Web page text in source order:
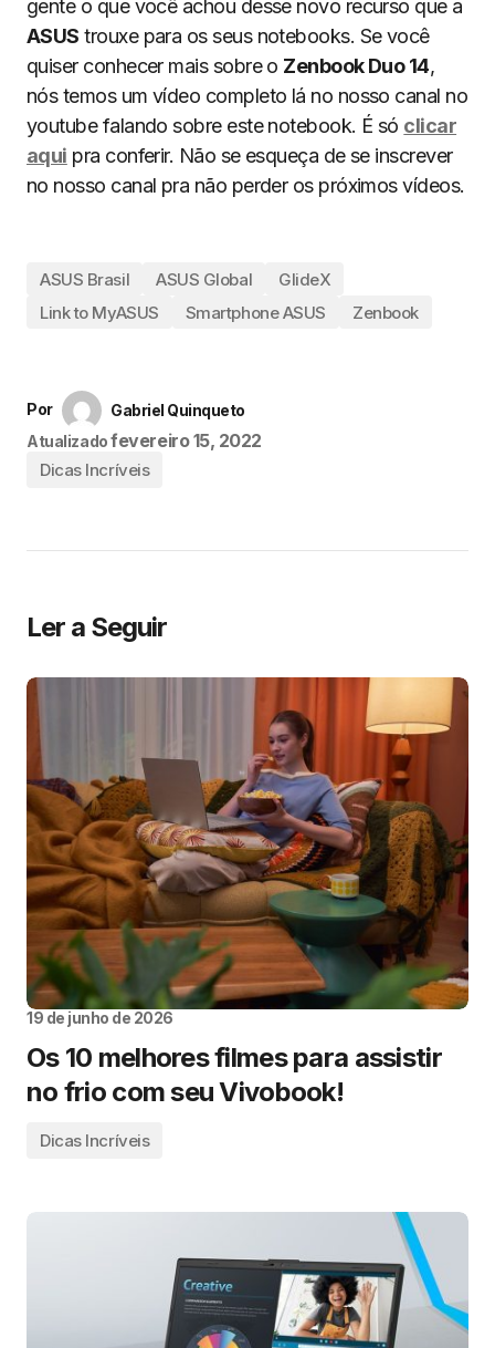
gente o que você achou desse novo recurso que a
ASUS trouxe para os seus notebooks. Se você
quiser conhecer mais sobre o Zenbook Duo 14,
nós temos um vídeo completo lá no nosso canal no
youtube falando sobre este notebook. É só clicar
aqui pra conferir. Não se esqueça de se inscrever
no nosso canal pra não perder os próximos vídeos.
ASUS Brasil ASUS Global
GlideX
Link to MyASUS
Smartphone ASUS Zenbook
Por
Gabriel Quinqueto
Atualizado fevereiro 15, 2022
Dicas Incríveis
Ler a Seguir
19 de junho de 2026
Os 10 melhores filmes para assistir
no frio com seu Vivobook!
Dicas Incríveis